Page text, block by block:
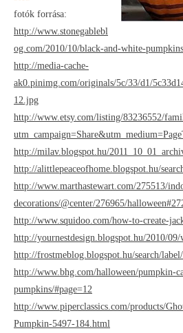
fotók forrása:
http://www.stonegablebl
og.com/2010/10/black-and-white-
http://media-cache-
ak0.pinimg.com/originals/5c/33/d1/
12.jpg
http://www.etsy.com/listing/83236552/
http://milav.blogspot.hu/
http://alittlepeaceofhome.blogspot.hu/
http://www.marthastewart.com/275513/
decorations/@center/276965/
http://www.squidoo.com/how-to-create-
http://yournestdesign.blogspot.hu/2010/
http://frostmeblog.blogspot.hu/search/
http://www.bhg.com/halloween/pumpkin-
pumpkins/#page=12
http://www.piperclassics.com/products/
Pumpkin-5497-184.html